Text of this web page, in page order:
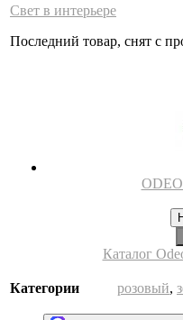
Свет в интерьере
Последний товар, снят с
Каталог
Категории розовый,